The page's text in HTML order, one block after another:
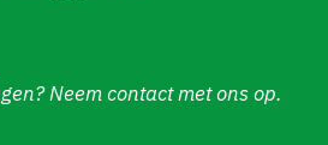
Neem contact met ons op.